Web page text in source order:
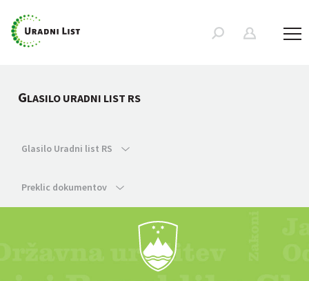
GLASILO URADNI LIST RS
Glasilo Uradni list RS
Preklic dokumentov